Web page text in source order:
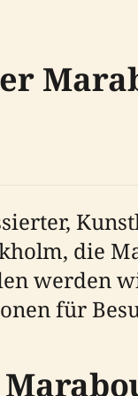
die
werden
für